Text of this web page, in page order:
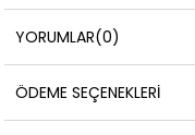
YORUMLAR(0)
ÖDEME SEÇENEKLERI